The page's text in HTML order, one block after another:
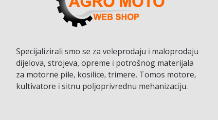
Specijalizirali smo se za veleprodaju i maloprodaju
dijelova, strojeva, opreme i potrošnog materijala
za motorne pile, kosilice, trimere, Tomos motore,
kultivatore i sitnu poljoprivrednu mehanizaciju.